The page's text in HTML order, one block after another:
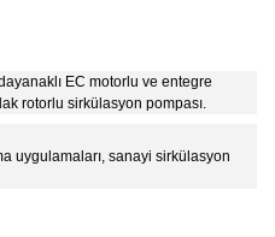
EC motorlu ve entegre
rotorlu sirkülasyon pompası.
uygulamaları, sanayi sirkülasyon